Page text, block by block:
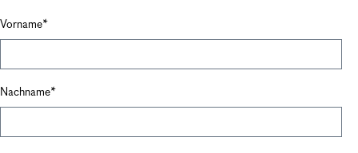
Vorname
Nachname